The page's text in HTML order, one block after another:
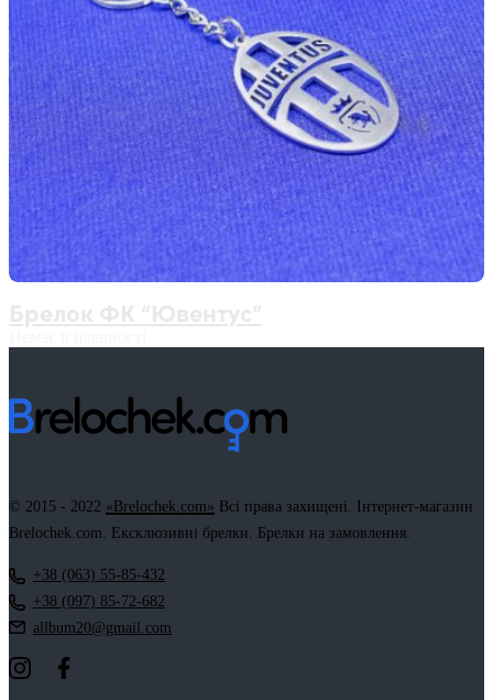
© 2015 - 2022 «Brelochek.com» Всі права захищені. Інтернет-магазин
Brelochek.com. Ексклюзивні брелки. Брелки на замовлення.
+38 (063) 55-85-432
+38 (097) 85-72-682
allbum20@gmail.com